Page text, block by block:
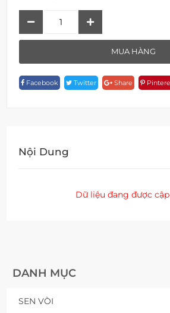
DANH MỤC
SEN VÒI
MUA HÀNG
Facebook Twitter Share
Nội Dung
Dữ liệu đang được